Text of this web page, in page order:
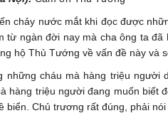
chảy nước mắt khi đọc được
từ ngàn đời nay mà cha ông ta
hộ Thủ Tướng về vấn đề này và
những cháu mà hàng triệu
hàng triệu người đang muốn biết
biển. Chủ trương rất đúng, phải